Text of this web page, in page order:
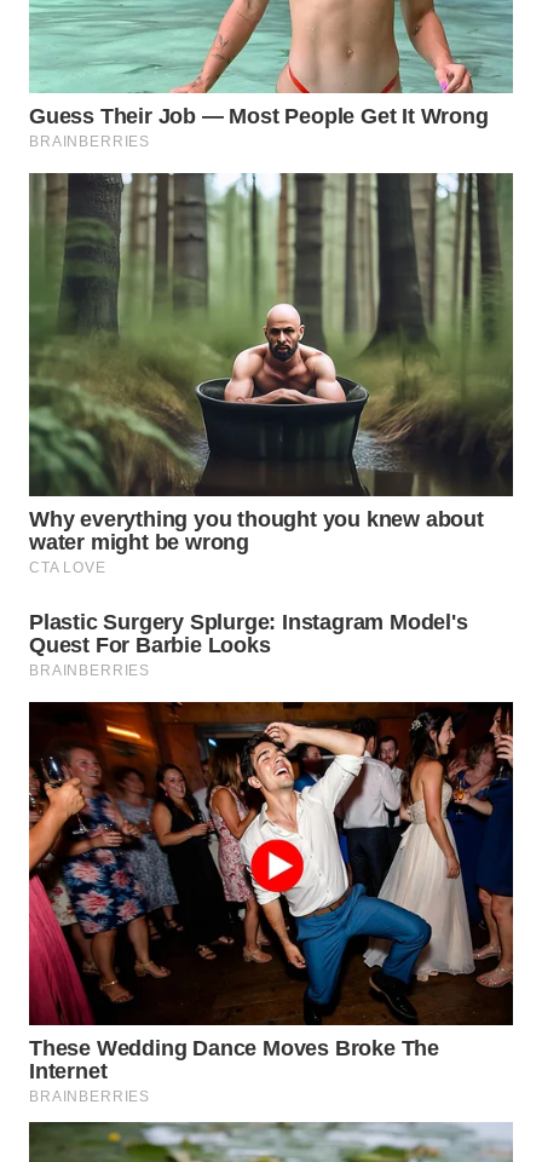
WN
INDRAMAYU
WN
WN
MAJALENGKA
SUBANG
WN
SUKABUMI
WN
PURWAKARTA
TIMUR
SEMARANG
WN
SOLO
WN
BOROBUDUR
WN
MADURA
WN
SURABAYA
WN